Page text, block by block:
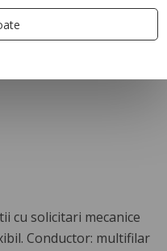
cu solicitari mecanice
Conductor: multifilar